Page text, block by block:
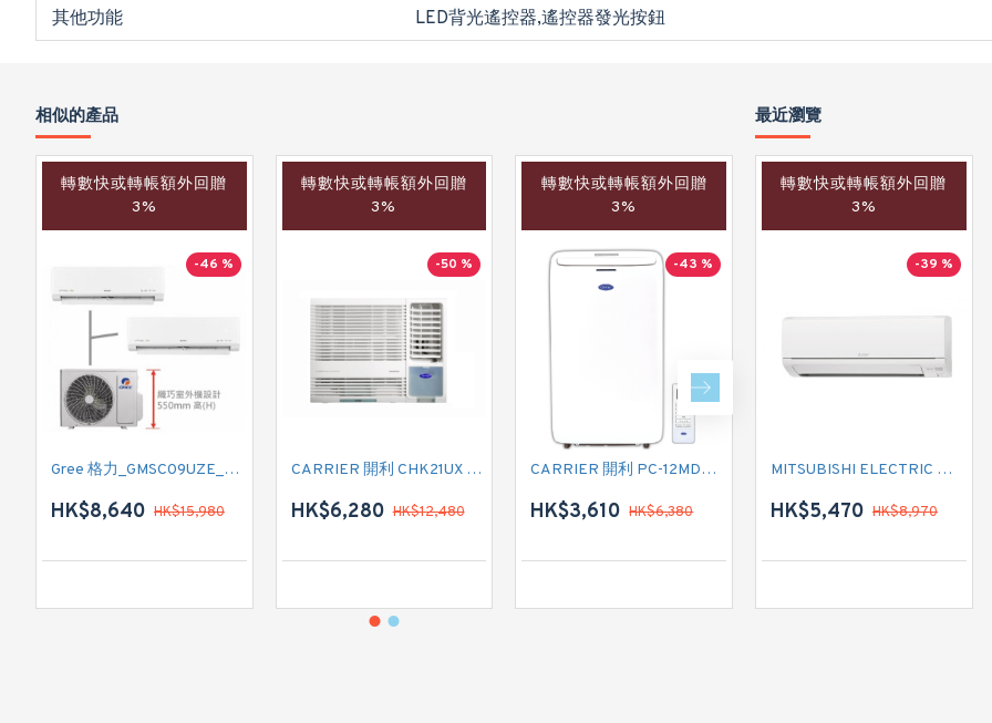
其他功能
LED背光遙控器,遙控器發光按鈕
相似的產品
轉數快或轉帳額外回贈
3%
-46 %
Gree 格力_GMSC09UZE_GMSC12UZE_GMSC18UZC_R32 掛牆變頻式1拖2分體冷氣機 (淨冷型)
HK$8,640 HK$15,980
轉數快或轉帳額外回贈
3%
-50 %
CARRIER 開利 CHK21UX 二匹半 變頻淨冷窗口式冷氣機 (附遙控)
HK$6,280 HK$12,480
轉數快或轉帳額外回贈
3%
-43 %
CARRIER 開利 PC-12MDK 匹半 移動式冷氣機 (附遙控)
HK$3,610 HK$6,380
轉數快或轉帳額外回贈
3%
-40 %
CARRIER 開利 PC09MDK 一匹 移動式淨冷型冷氣機 (附遙控)
HK$2,880 HK$4,780
最近瀏覽
轉數快或轉帳額外回贈
3%
-39 %
MITSUBISHI ELECTRIC 三菱電機 MSY-GS12VF 匹半淨冷型 掛牆分體式
HK$5,470 HK$8,970